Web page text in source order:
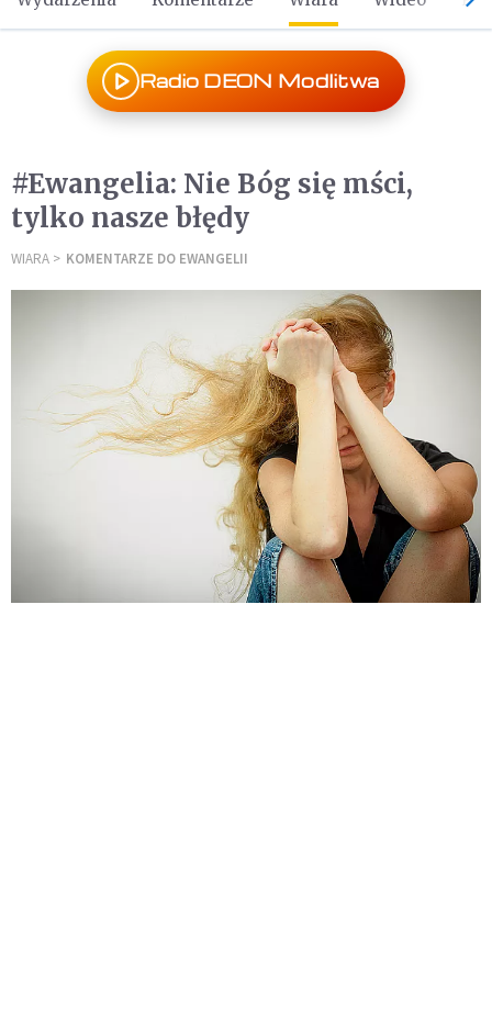
Radio DEON Modlitwa
#Ewangelia: Nie Bóg się mści,
tylko nasze błędy
WIARA KOMENTARZE DO EWANGELII